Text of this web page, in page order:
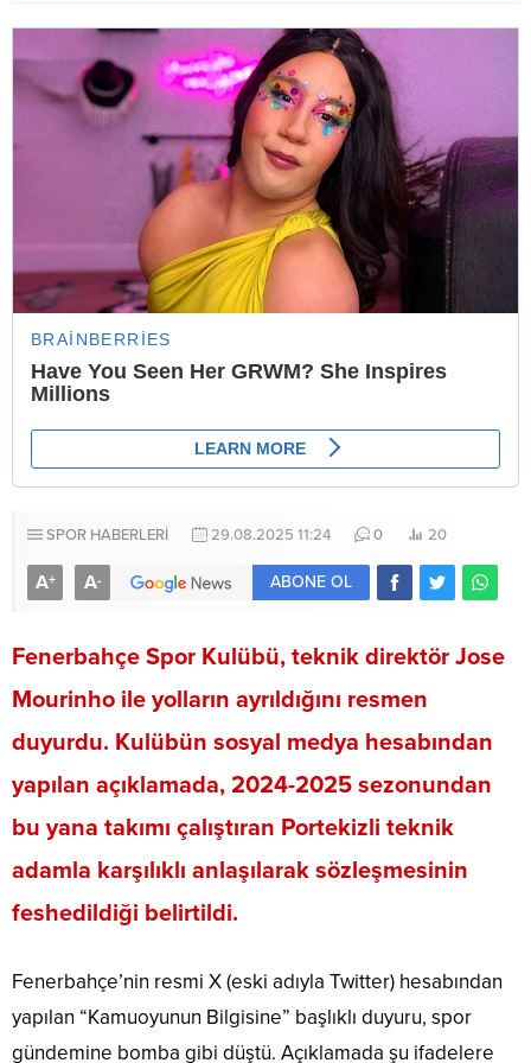
SPOR HABERLERİ 29.08.2025 11:24 0 20
A+ A- ABONE OL
Fenerbahçe Spor Kulübü, teknik direktör Jose
Mourinho ile yolların ayrıldığını resmen
duyurdu. Kulübün sosyal medya hesabından
yapılan açıklamada, 2024-2025 sezonundan
bu yana takımı çalıştıran Portekizli teknik
adamla karşılıklı anlaşılarak sözleşmesinin
feshedildiği belirtildi.
Fenerbahçe’nin resmi X (eski adıyla Twitter) hesabından
yapılan “Kamuoyunun Bilgisine” başlıklı duyuru, spor
gündemine bomba gibi düştü. Açıklamada şu ifadelere